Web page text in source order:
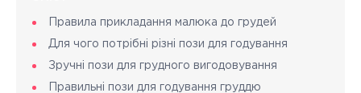
Правила прикладання малюка до грудей
Для чого потрібні різні пози для годування
Зручні пози для грудного вигодовування
Правильні пози для годування груддю